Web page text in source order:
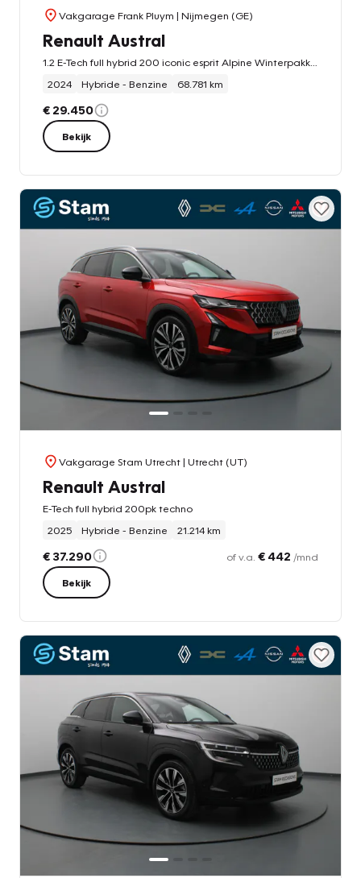
Vakgarage Frank Pluym | Nijmegen (GE)
Renault Austral
2024
Hybride - Benzine 68.781 km
€ 29.450
Bekijk
Vakgarage Stam Utrecht| Utrecht (UT)
Renault Austral
E-Tech full hybrid 200pk techno
2025
Hybride - Benzine 21.214 km
€ 37.290 of v.a. € 442 /mnd
Bekijk